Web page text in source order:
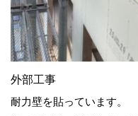
外部工事
耐力壁を貼っています。